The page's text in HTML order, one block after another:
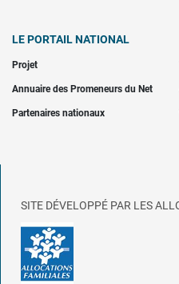
LE PORTAIL NATIONAL
Projet
Annuaire des Promeneurs du Net
Partenaires nationaux
SITE DÉVELOPPÉ PAR LES